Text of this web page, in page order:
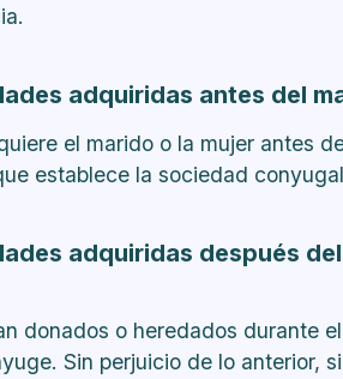
adquiridas antes del
el marido o la mujer antes
establece la sociedad
adquiridas después
donados o heredados durante
Sin perjuicio de lo anterior,